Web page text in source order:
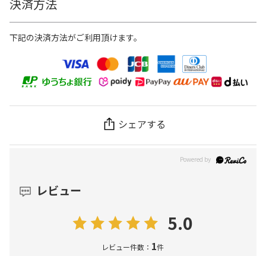
決済方法
下記の決済方法がご利用頂けます。
シェアする
レビュー
5.0
レビュー件数： 1件